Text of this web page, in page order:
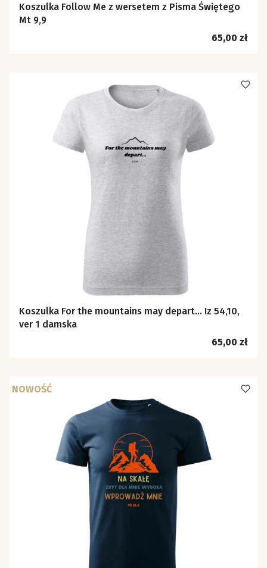
Koszulka Follow Me z wersetem z Pisma Świętego
Mt 9,9
Cena
65,00 zł
Koszulka For the mountains may depart… Iz 54,10,
ver 1 damska
Cena
65,00 zł
NOWOŚĆ